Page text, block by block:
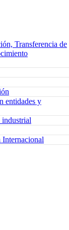
Transferencia de
entidades y
industrial
Internacional